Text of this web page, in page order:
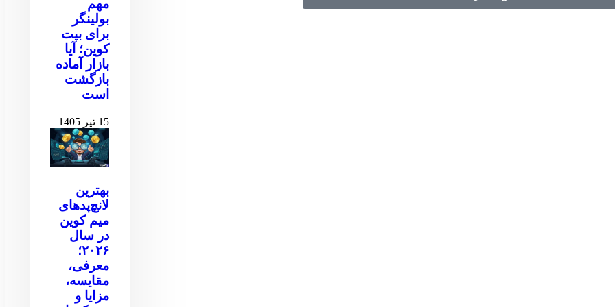
مهم
بولینگر
برای بیت
کوین‌‌؛ آیا
بازار آماده
بازگشت
است
15 تیر 1405
بهترین
لانچ‌پدهای
میم کوین
در سال
۲۰۲۶؛
معرفی،
مقایسه،
مزایا و